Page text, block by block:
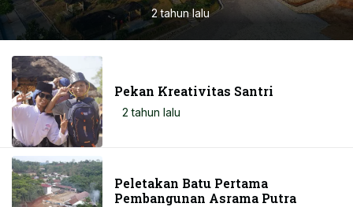
2 tahun lalu
Pekan Kreativitas Santri
2 tahun lalu
Peletakan Batu Pertama
Pembangunan Asrama Putra